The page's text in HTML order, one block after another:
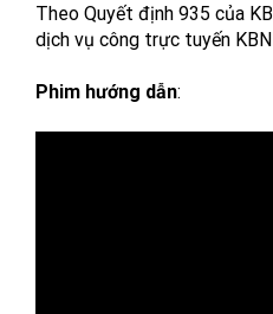
Theo Quyết định 935 của
dịch vụ công trực tuyến
Phim hướng dẫn: